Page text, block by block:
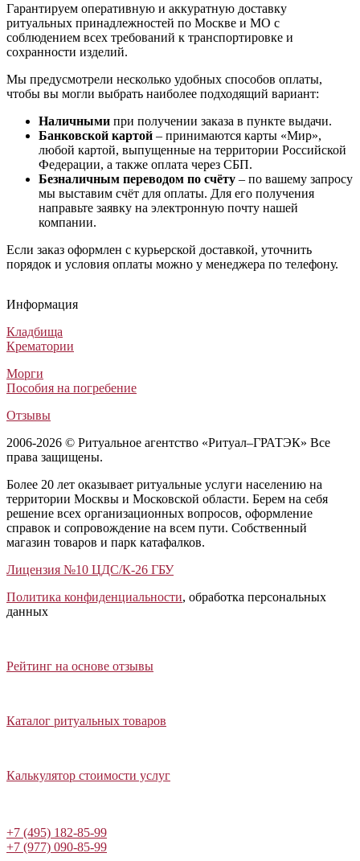
Гарантируем оперативную и аккуратную доставку
ритуальных принадлежностей по Москве и МО с
соблюдением всех требований к транспортировке и
сохранности изделий.
Мы предусмотрели несколько удобных способов оплаты,
чтобы вы могли выбрать наиболее подходящий вариант:
Наличными при получении заказа в пункте выдачи.
Банковской картой – принимаются карты «Мир»,
любой картой, выпущенные на территории Российской
Федерации, а также оплата через СБП.
Безналичным переводом по счёту – по вашему запросу
мы выставим счёт для оплаты. Для его получения
направьте заявку на электронную почту нашей
компании.
Если заказ оформлен с курьерской доставкой, уточнить
порядок и условия оплаты можно у менеджера по телефону.
Венки из живых цветов
Венки из искусственных цветов
Венки из живых цветов
Венки из искусственных цветов
Информация
Кладбища
Крематории
Морги
Пособия на погребение
Отзывы
2006-2026 © Ритуальное агентство «Ритуал–ГРАТЭК» Все
права защищены.
Более 20 лет оказывает ритуальные услуги населению на
территории Москвы и Московской области. Берем на себя
решение всех организационных вопросов, оформление
справок и сопровождение на всем пути. Собственный
магазин товаров и парк катафалков.
Лицензия №10 ЦДС/К-26 ГБУ
Политика конфиденциальности, обработка персональных
данных
Рейтинг на основе отзывы
Каталог ритуальных товаров
Калькулятор стоимости услуг
+7 (495) 182-85-99
+7 (977) 090-85-99